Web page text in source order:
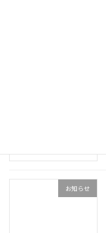
お知らせ